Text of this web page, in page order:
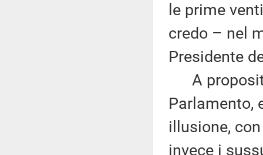
le prime
credo – nel
Presidente
A
Parlamento,
illusione,
invece i